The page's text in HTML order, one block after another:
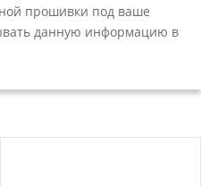
прошивки под ваше
данную информацию в